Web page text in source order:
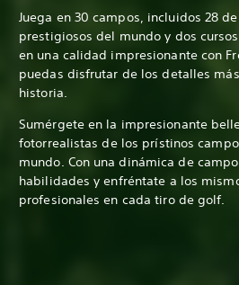
Juega en 30 campos, incluidos 28
prestigiosos del mundo y dos
en una calidad impresionante con
puedas disfrutar de los detalles
historia.
Sumérgete en la impresionante
fotorrealistas de los prístinos
mundo. Con una dinámica de
habilidades y enfréntate a los
profesionales en cada tiro de golf.